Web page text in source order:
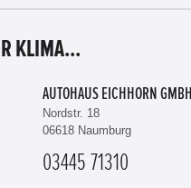
KLIMA...
AUTOHAUS EICHHORN GMBH
Nordstr. 18
06618 Naumburg
03445 71310